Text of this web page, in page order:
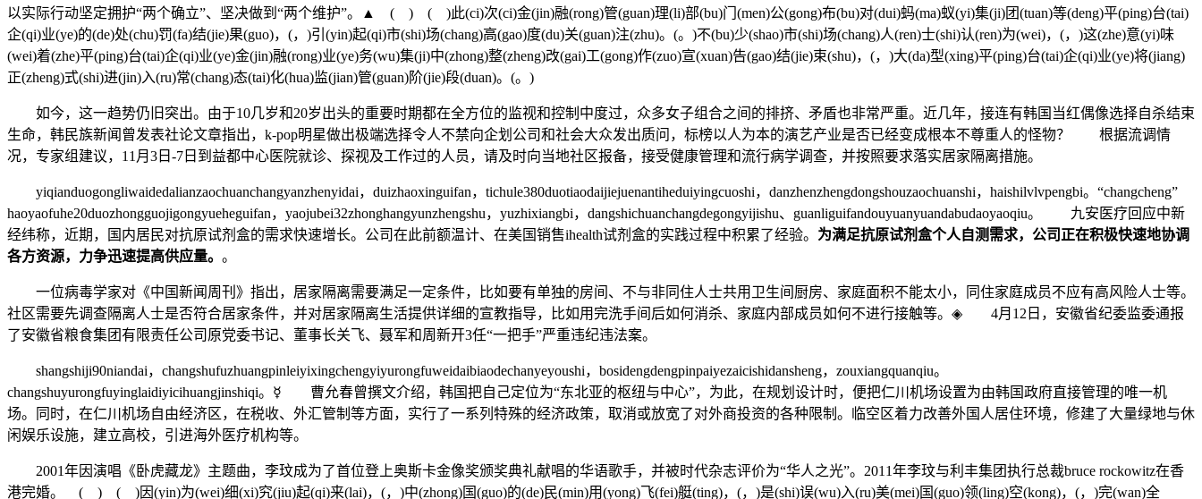
以实际行动坚定拥护“两个确立”、坚决做到“两个维护”。▲ ( ) ( )此(ci)次(ci)金(jin)融(rong)管(guan)理(li)部(bu)门(men)公(gong)布(bu)对(dui)蚂(ma)蚁(yi)集(ji)团(tuan)等(deng)平(ping)台(tai)
企(qi)业(ye)的(de)处(chu)罚(fa)结(jie)果(guo)，(，)引(yin)起(qi)市(shi)场(chang)高(gao)度(du)关(guan)注(zhu)。(。)不(bu)少(shao)市(shi)场(chang)人(ren)士(shi)认(ren)为(wei)，(，)这(zhe)意(yi)味
(wei)着(zhe)平(ping)台(tai)企(qi)业(ye)金(jin)融(rong)业(ye)务(wu)集(ji)中(zhong)整(zheng)改(gai)工(gong)作(zuo)宣(xuan)告(gao)结(jie)束(shu)，(，)大(da)型(xing)平(ping)台(tai)企(qi)业(ye)将(jiang)
正(zheng)式(shi)进(jin)入(ru)常(chang)态(tai)化(hua)监(jian)管(guan)阶(jie)段(duan)。(。)
如今，这一趋势仍旧突出。由于10几岁和20岁出头的重要时期都在全方位的监视和控制中度过，众多女子组合之间的排挤、矛盾也非常严重。近几年，接连有韩国当红偶像选择自杀结束
生命，韩民族新闻曾发表社论文章指出，k-pop明星做出极端选择令人不禁向企划公司和社会大众发出质问，标榜以人为本的演艺产业是否已经变成根本不尊重人的怪物？ 根据流调情
况，专家组建议，11月3日-7日到益都中心医院就诊、探视及工作过的人员，请及时向当地社区报备，接受健康管理和流行病学调查，并按照要求落实居家隔离措施。
yiqianduogongliwaidedalianzaochuanchangyanzhenyidai，duizhaoxinguifan，tichule380duotiaodaijiejuenantiheduiyingcuoshi，danzhenzhengdongshouzaochuanshi，haishilvlvpengbi。“changcheng”
haoyaofuhe20duozhongguojigongyueheguifan，yaojubei32zhonghangyunzhengshu，yuzhixiangbi，dangshichuanchangdegongyijishu、guanliguifandouyuanyuandabudaoyaoqiu。 九安医疗回应中新
经纬称，近期，国内居民对抗原试剂盒的需求快速增长。公司在此前额温计、在美国销售ihealth试剂盒的实践过程中积累了经验。 为满足抗原试剂盒个人自测需求，公司正在积极快速地协调
各方资源，力争迅速提高供应量。 。
一位病毒学家对《中国新闻周刊》指出，居家隔离需要满足一定条件，比如要有单独的房间、不与非同住人士共用卫生间厨房、家庭面积不能太小，同住家庭成员不应有高风险人士等。
社区需要先调查隔离人士是否符合居家条件，并对居家隔离生活提供详细的宣教指导，比如用完洗手间后如何消杀、家庭内部成员如何不进行接触等。◈ 4月12日，安徽省纪委监委通报
了安徽省粮食集团有限责任公司原党委书记、董事长关飞、聂军和周新开3任“一把手”严重违纪违法案。
shangshiji90niandai，changshufuzhuangpinleiyixingchengyiyurongfuweidaibiaodechanyeyoushi，bosidengdengpinpaiyezaicishidansheng，zouxiangquanqiu。
changshuyurongfuyinglaidiyicihuangjinshiqi。☿ 曹允春曾撰文介绍，韩国把自己定位为“东北亚的枢纽与中心”，为此，在规划设计时，便把仁川机场设置为由韩国政府直接管理的唯一机
场。同时，在仁川机场自由经济区，在税收、外汇管制等方面，实行了一系列特殊的经济政策，取消或放宽了对外商投资的各种限制。临空区着力改善外国人居住环境，修建了大量绿地与休
闲娱乐设施，建立高校，引进海外医疗机构等。
2001年因演唱《卧虎藏龙》主题曲，李玟成为了首位登上奥斯卡金像奖颁奖典礼献唱的华语歌手，并被时代杂志评价为“华人之光”。2011年李玟与利丰集团执行总裁bruce rockowitz在香
港完婚。 ( ) ( )因(yin)为(wei)细(xi)究(jiu)起(qi)来(lai)，(，)中(zhong)国(guo)的(de)民(min)用(yong)飞(fei)艇(ting)，(，)是(shi)误(wu)入(ru)美(mei)国(guo)领(ling)空(kong)，(，)完(wan)全